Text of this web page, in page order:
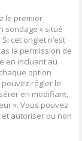
le premier
sondage » situé
cet onglet n’est
la permission de
en incluant au
option
régler le
en modifiant,
». Vous pouvez
autoriser ou non